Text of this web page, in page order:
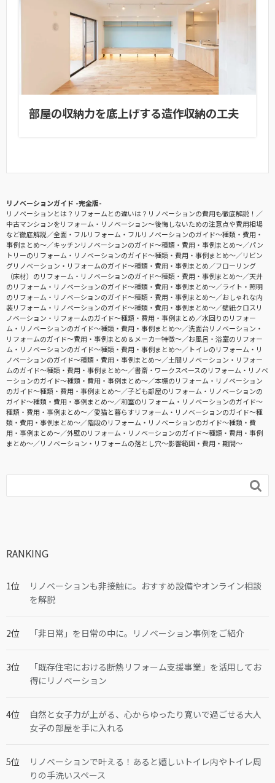
部屋の収納力を底上げする造作収納の工夫
リノベーションガイド -完全版-
リノベーションとは？リフォームとの違いは？リノベーションの費用も徹底解説！
中古マンションをリフォーム・リノベーション〜後悔しないための注意点や費用相場
など徹底解説
全面・フルリフォーム・フルリノベーションのガイド〜種類・費用・
事例まとめ〜
キッチンリノベーションのガイド〜種類・費用・事例まとめ〜
パン
トリーのリフォーム・リノベーションのガイド〜種類・費用・事例まとめ〜
リビン
グリノベーション・リフォームのガイド〜種類・費用・事例まとめ
フローリング
（床材）のリフォーム・リノベーションのガイド〜種類・費用・事例まとめ〜
天井
のリフォーム・リノベーションのガイド〜種類・費用・事例まとめ〜
ライト・照明
のリフォーム・リノベーションのガイド〜種類・費用・事例まとめ〜
おしゃれな内
装リフォーム・リノベーションのガイド〜種類・費用・事例まとめ〜
壁紙クロスリ
ノベーション・リフォームのガイド〜種類・費用・事例まとめ
水回りのリフォー
ム・リノベーションのガイド〜種類・費用・事例まとめ〜
洗面台リノベーション・
リフォームのガイド〜費用・事例まとめ＆メーカー特徴〜
お風呂・浴室のリフォー
ム・リノベーションのガイド〜種類・費用・事例まとめ〜
トイレのリフォーム・リ
ノベーションのガイド〜種類・費用・事例まとめ〜
土間リノベーション・リフォー
ムのガイド〜種類・費用・事例まとめ〜
書斎・ワークスペースのリフォーム・リノベ
ーションのガイド〜種類・費用・事例まとめ〜
本棚のリフォーム・リノベーション
のガイド〜種類・費用・事例まとめ〜
子ども部屋のリフォーム・リノベーションの
ガイド〜種類・費用・事例まとめ〜
和室のリフォーム・リノベーションのガイド〜
種類・費用・事例まとめ〜
愛猫と暮らすリフォーム・リノベーションのガイド〜種
類・費用・事例まとめ〜
階段のリフォーム・リノベーションのガイド〜種類・費
用・事例まとめ〜
外壁のリフォーム・リノベーションのガイド〜種類・費用・事例
まとめ〜
リノベーション・リフォームの落とし穴～影響範囲・費用・期間～

RANKING
リノベーションも非接触に。おすすめ設備やオンライン相談
を解説
「非日常」を日常の中に。リノベーション事例をご紹介
「既存住宅における断熱リフォーム支援事業」を活用してお
得にリノベーション
自然と女子力が上がる、心からゆったり寛いで過ごせる大人
女子の部屋を手に入れる
リノベーションで叶える！あると嬉しいトイレ内やトイレ周
りの手洗いスペース